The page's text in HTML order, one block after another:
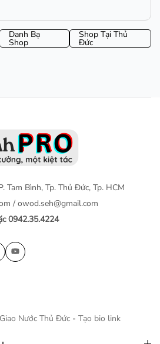
Danh Bạ
Shop
Shop Tại Thủ
Đức
Tam Bình, Tp. Thủ Đức, Tp. HCM
/ owod.seh@gmail.com
0942.35.4224
Giao Nước Thủ Đức - Tạo bio link